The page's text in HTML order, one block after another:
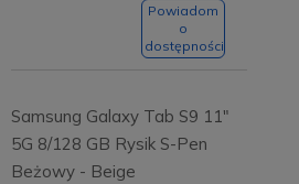
Powiadom
o
dostępności
Samsung Galaxy Tab S9 11"
5G 8/128 GB Rysik S-Pen
Beżowy - Beige